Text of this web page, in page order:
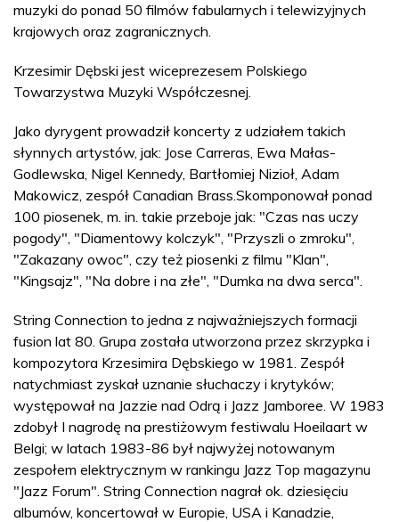
muzyki do ponad 50 filmów fabularnych i telewizyjnych
krajowych oraz zagranicznych.
Krzesimir Dębski jest wiceprezesem Polskiego
Towarzystwa Muzyki Współczesnej.
Jako dyrygent prowadził koncerty z udziałem takich
słynnych artystów, jak: Jose Carreras, Ewa Małas-
Godlewska, Nigel Kennedy, Bartłomiej Nizioł, Adam
Makowicz, zespół Canadian Brass.Skomponował ponad
100 piosenek, m. in. takie przeboje jak: "Czas nas uczy
pogody", "Diamentowy kolczyk", "Przyszli o zmroku",
"Zakazany owoc", czy też piosenki z filmu "Klan",
"Kingsajz", "Na dobre i na złe", "Dumka na dwa serca".
String Connection to jedna z najważniejszych formacji
fusion lat 80. Grupa została utworzona przez skrzypka i
kompozytora Krzesimira Dębskiego w 1981. Zespół
natychmiast zyskał uznanie słuchaczy i krytyków;
występował na Jazzie nad Odrą i Jazz Jamboree. W 1983
zdobył I nagrodę na prestiżowym festiwalu Hoeilaart w
Belgi; w latach 1983-86 był najwyżej notowanym
zespołem elektrycznym w rankingu Jazz Top magazynu
"Jazz Forum". String Connection nagrał ok. dziesięciu
albumów, koncertował w Europie, USA i Kanadzie,